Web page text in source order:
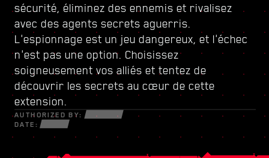
sécurité, éliminez des ennemis et rivalisez
avec des agents secrets aguerris.
L'espionnage est un jeu dangereux, et l'échec
n'est pas une option. Choisissez
soigneusement vos alliés et tentez de
découvrir les secrets au cœur de cette
extension.
AUTHORIZED BY:
DATE:
délabrées renferment des secrets et des
opportunités pour ceux qui n'ont pas peur de
se salir les mains. Au sein de ces murs,
découvrez des contrats sous haute tension et
des quêtes aux enjeux sans précédent.
toutes les nouvelles armes et le nouveau
matériel cybernétique à votre disposition afin
de survivre dans ce monde fracturé et rempli
d'escrocs désespérés, de netrunners
mystérieux et de mercenaires sans pitié
n'ayant pour seuls objectifs que l'argent et le
pouvoir.